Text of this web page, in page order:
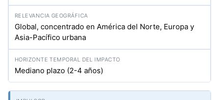
Global, concentrado en América del Norte, Europa y
Asia-Pacífico urbana
Mediano plazo (2-4 años)